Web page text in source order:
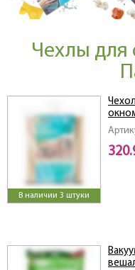
Чехлы
В наличии 3 штуки